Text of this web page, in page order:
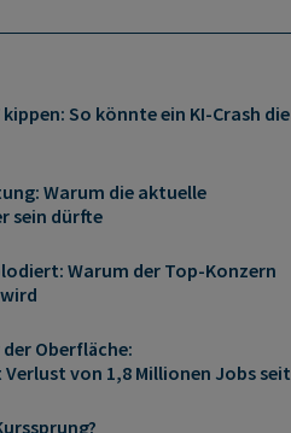
So könnte ein KI-Crash die
Warum die aktuelle
sein dürfte
Warum der Top-Konzern
Oberfläche:
von 1,8 Millionen Jobs seit